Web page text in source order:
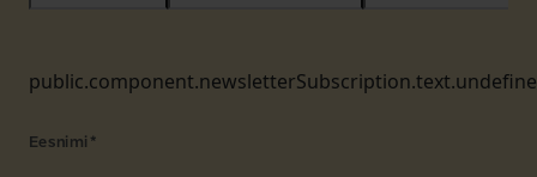
Eesnimi *